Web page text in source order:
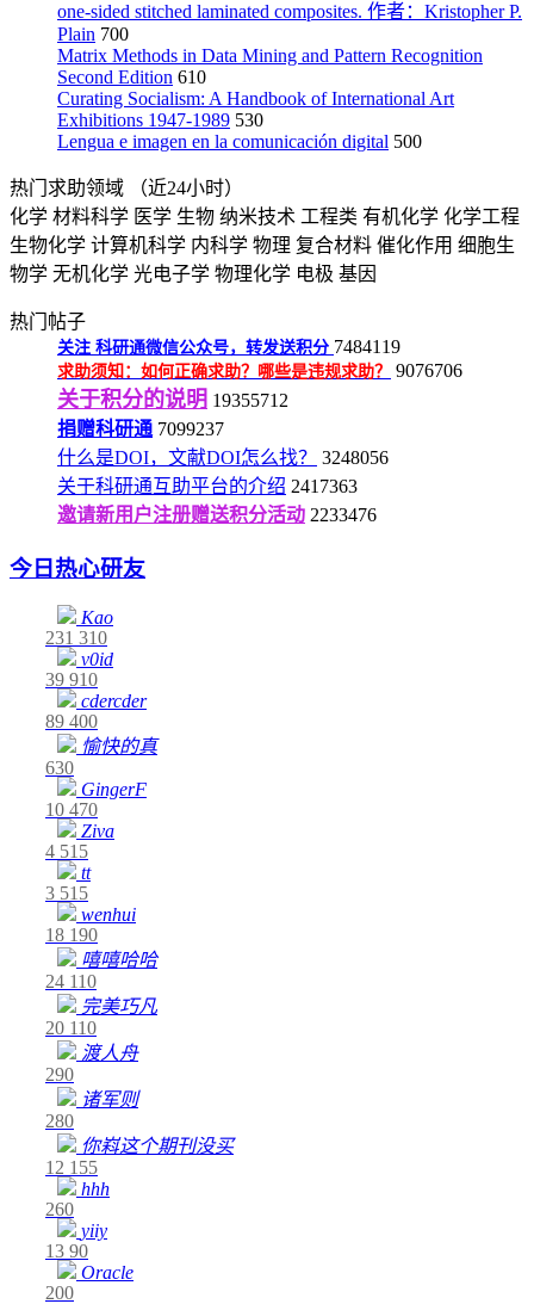
one-sided stitched laminated composites. 作者：Kristopher P.
Plain 700
Matrix Methods in Data Mining and Pattern Recognition
Second Edition 610
Curating Socialism: A Handbook of International Art
Exhibitions 1947-1989 530
Lengua e imagen en la comunicación digital 500
热门求助领域
（近24小时）
化学 材料科学 医学 生物 纳米技术 工程类 有机化学 化学工程
生物化学 计算机科学 内科学 物理 复合材料 催化作用 细胞生
物学 无机化学 光电子学 物理化学 电极 基因
热门帖子
关注 科研通微信公众号，转发送积分 7484119
求助须知：如何正确求助？哪些是违规求助？ 9076706
关于积分的说明 19355712
捐赠科研通 7099237
什么是DOI，文献DOI怎么找？
3248056
关于科研通互助平台的介绍 2417363
邀请新用户注册赠送积分活动 2233476
今日热心研友
Kao
231 310
v0id
39 910
cdercder
89 400
愉快的真
630
GingerF
10 470
Ziva
4 515
tt
3 515
wenhui
18 190
嘻嘻哈哈
24 110
完美巧凡
20 110
渡人舟
290
诸军则
280
你嵙这个期刊没买
12 155
hhh
260
yiiy
13 90
Oracle
200